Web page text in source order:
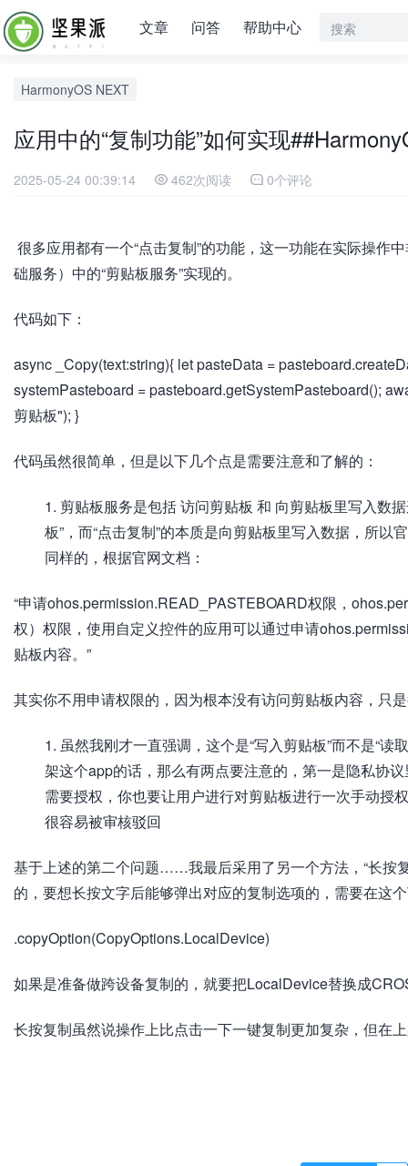
文章 问答 帮助中心
HarmonyOS NEXT
应用中的“复制功能”如何实现
2025-05-24 00:39:14 462次阅读 0个评论
很多应用都有一个“点击复制”的功能，这一功能在实际操
础服务）中的“剪贴板服务”实现的。
代码如下：
async _Copy(text:string){ let pasteData =
systemPasteboard = pasteboard.getSystemPasteboard();
剪贴板"); }
代码虽然很简单，但是以下几个点是需要注意和了解的：
剪贴板服务是包括 访问剪贴板 和 向剪贴板里写入数
板”，而“点击复制”的本质是向剪贴板里写入数据，所以
同样的，根据官网文档：
“申请ohos.permission.READ_PASTEBOARD权限，
权）权限，使用自定义控件的应用可以通过申请
贴板内容。”
其实你不用申请权限的，因为根本没有访问剪贴板内容，只
虽然我刚才一直强调，这个是“写入剪贴板”而不是“读
架这个app的话，那么有两点要注意的，第一是隐私协
需要授权，你也要让用户进行对剪贴板进行一次手动授
很容易被审核驳回
基于上述的第二个问题……我最后采用了另一个方法，“长按
的，要想长按文字后能够弹出对应的复制选项的，需要在这
.copyOption(CopyOptions.LocalDevice)
如果是准备做跨设备复制的，就要把LocalDevice替换成
长按复制虽然说操作上比点击一下一键复制更加复杂，但在